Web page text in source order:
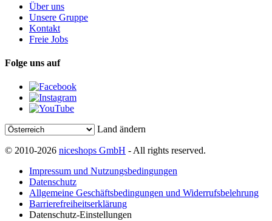
Über uns
Unsere Gruppe
Kontakt
Freie Jobs
Folge uns auf
Land ändern
© 2010-2026 niceshops GmbH - All rights reserved.
Impressum und Nutzungsbedingungen
Datenschutz
Allgemeine Geschäftsbedingungen und Widerrufsbelehrung
Barrierefreiheitserklärung
Datenschutz-Einstellungen